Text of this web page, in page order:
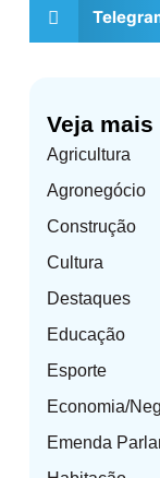
Veja mais
Agricultura
Agronegócio
Construção
Cultura
Destaques
Educação
Esporte
Economia/
Emenda